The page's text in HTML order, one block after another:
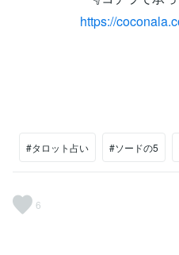
https://
#タロット占い #ソードの5
6